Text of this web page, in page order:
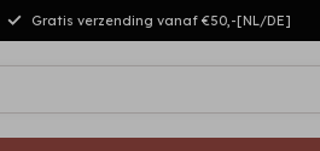
Gratis verzending vanaf €50,-[NL/DE]